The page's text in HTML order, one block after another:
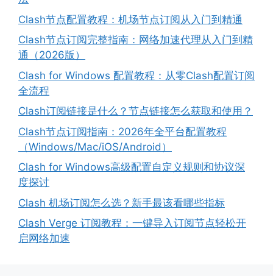
Clash节点配置教程：机场节点订阅从入门到精通
Clash节点订阅完整指南：网络加速代理从入门到精
通（2026版）
Clash for Windows 配置教程：从零Clash配置订阅
全流程
Clash订阅链接是什么？节点链接怎么获取和使用？
Clash节点订阅指南：2026年全平台配置教程
（Windows/Mac/iOS/Android）
Clash for Windows高级配置自定义规则和协议深
度探讨
Clash 机场订阅怎么选？新手最该看哪些指标
Clash Verge 订阅教程：一键导入订阅节点轻松开
启网络加速